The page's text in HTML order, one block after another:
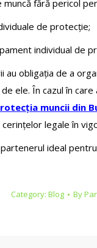
fără pericol
de protecție;
individual de
au obligația de a
ele. În cazul în
muncii din
legale în
ideal
Category: Blog By